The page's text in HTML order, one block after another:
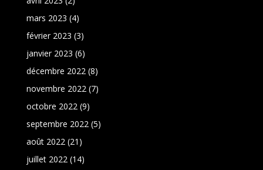
mars 2023 (4)
février 2023 (3)
janvier 2023 (6)
décembre 2022(8)
novembre 2022(7)
octobre 2022(9)
septembre 2022(5)
août 2022(21)
juillet 2022(14)